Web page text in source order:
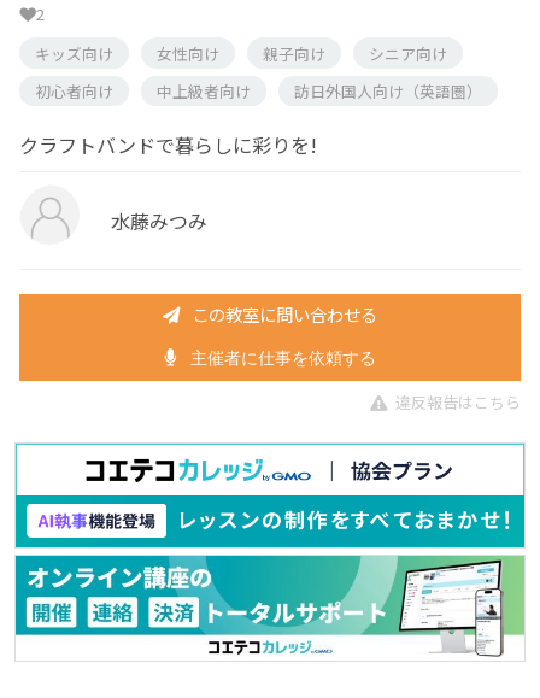
2
キッズ向け
女性向け 親子向け
シニア向け
初心者向け
中上級者向け 訪日外国人向け（英語圏）
クラフトバンドで暮らしに彩りを!
水藤みつみ
この教室に問い合わせる
主催者に仕事を依頼する
違反報告はこちら